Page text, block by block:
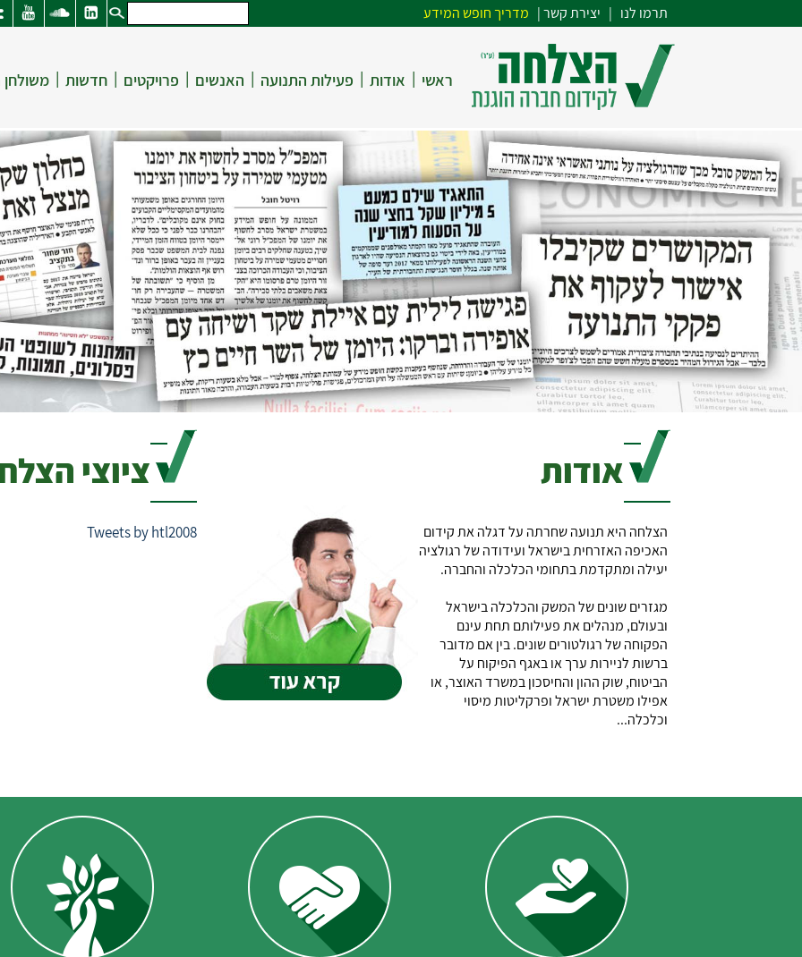
תרמו לנו | יצירת קשר| מדריך חופש המידע
ראשי | אודות | פעילות התנועה | האנשים | פרויקטים | חדשות |
אודות
הצלחה היא תנועה שחרתה על דגלה את קידום
האכיפה האזרחית בישראל ועידודה של רגולציה
יעילה ומתקדמת בתחומי הכלכלה והחברה.
מגזרים שונים של המשק והכלכלה בישראל
ובעולם, מנהלים את פעילותם תחת עינם
הפקוחה של רגולטורים שונים. בין אם מדובר
ברשות לניירות ערך או באגף הפיקוח על
הביטוח, שוק ההון והחיסכון במשרד האוצר, או
אפילו משטרת ישראל ופרקליטות מיסוי
וכלכלה...
ציוצי
Tweets by htl2008